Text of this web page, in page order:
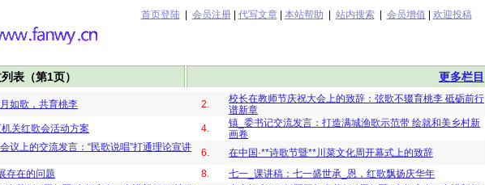
首页登陆| 会员注册| 代写文章| 本站帮助 站内搜索| 会员增值 欢迎投稿
表（第1页） 更多栏目
如歌，共育桃李 2.
校长在教师节庆祝大会上的致辞：弦歌不辍育桃李 砥砺前行
谱新章
关红歌会活动方案 4.
镇_委书记交流发言：打造满城渔歌示范带 绘就和美乡村新
画卷
议上的交流发言：“民歌说唱”打通理论宣讲
6.
在中国·**诗歌节暨**川菜文化周开幕式上的致辞
存在的问题 8.
七一_课讲稿：七一盛世承_恩，红歌飘扬庆华年